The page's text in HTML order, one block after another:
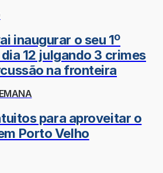
inaugurar o seu 1º
12 julgando 3 crimes
na fronteira
para aproveitar o
Porto Velho